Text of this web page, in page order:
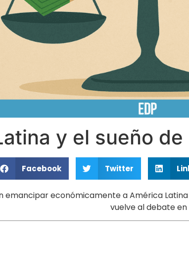
y el sueño
Facebook Twitter
emancipar económicamente a América
vuelve al debate